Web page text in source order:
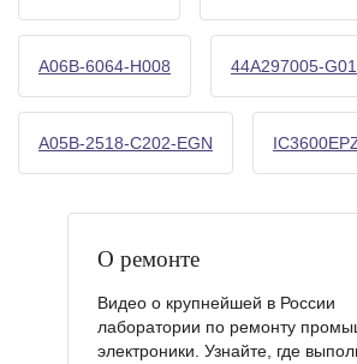
A06B-6064-H008 44A297005-G01
A05B-2518-C202-EGN
О ремонте
Видео о крупнейшей в России
лаборатории по ремонту
электроники. Узнайте, где